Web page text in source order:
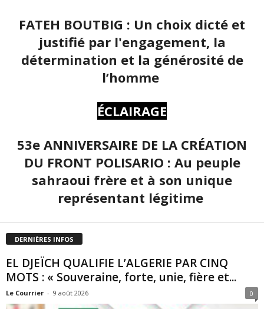
FATEH BOUTBIG : Un choix dicté et
justifié par l'engagement, la
détermination et la générosité de
l’homme
ÉCLAIRAGE
53e ANNIVERSAIRE DE LA CRÉATION
DU FRONT POLISARIO : Au peuple
sahraoui frère et à son unique
représentant légitime
DERNIÈRES INFOS
EL DJEÏCH QUALIFIE L’ALGERIE PAR CINQ
MOTS : « Souveraine, forte, unie, fière et...
Le Courrier - 9 août 2026 0